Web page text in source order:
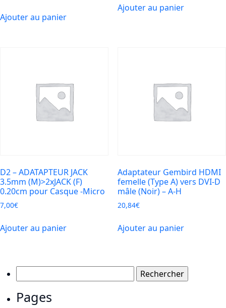
Ajouter au panier
Ajouter au panier
D2 – ADATAPTEUR JACK
3.5mm (M)>2xJACK (F)
0.20cm pour Casque -Micro
7,00€
Ajouter au panier
Adaptateur Gembird HDMI
femelle (Type A) vers DVI-D
mâle (Noir) – A-H
20,84€
Ajouter au panier
Pages